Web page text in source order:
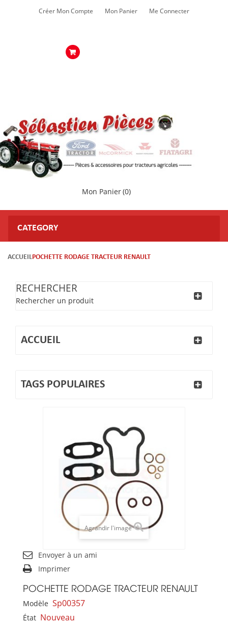
Créer Mon Compte Mon Panier Me Connecter
Mon Panier(0)
CATEGORY
ACCUEILPOCHETTE RODAGE TRACTEUR RENAULT
RECHERCHER
Rechercher un produit
ACCUEIL
TAGS POPULAIRES
Agrandir l'image
Envoyer à un ami
Imprimer
POCHETTE RODAGE TRACTEUR RENAULT
Modèle Sp00357
État Nouveau